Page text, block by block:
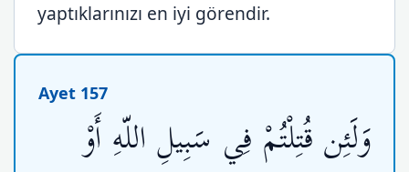
yaptıklarınızı en iyi görendir.
Ayet 157
وَلَئِن قُتِلْتُمْ فِي سَبِيلِ اللّهِ أَوْ